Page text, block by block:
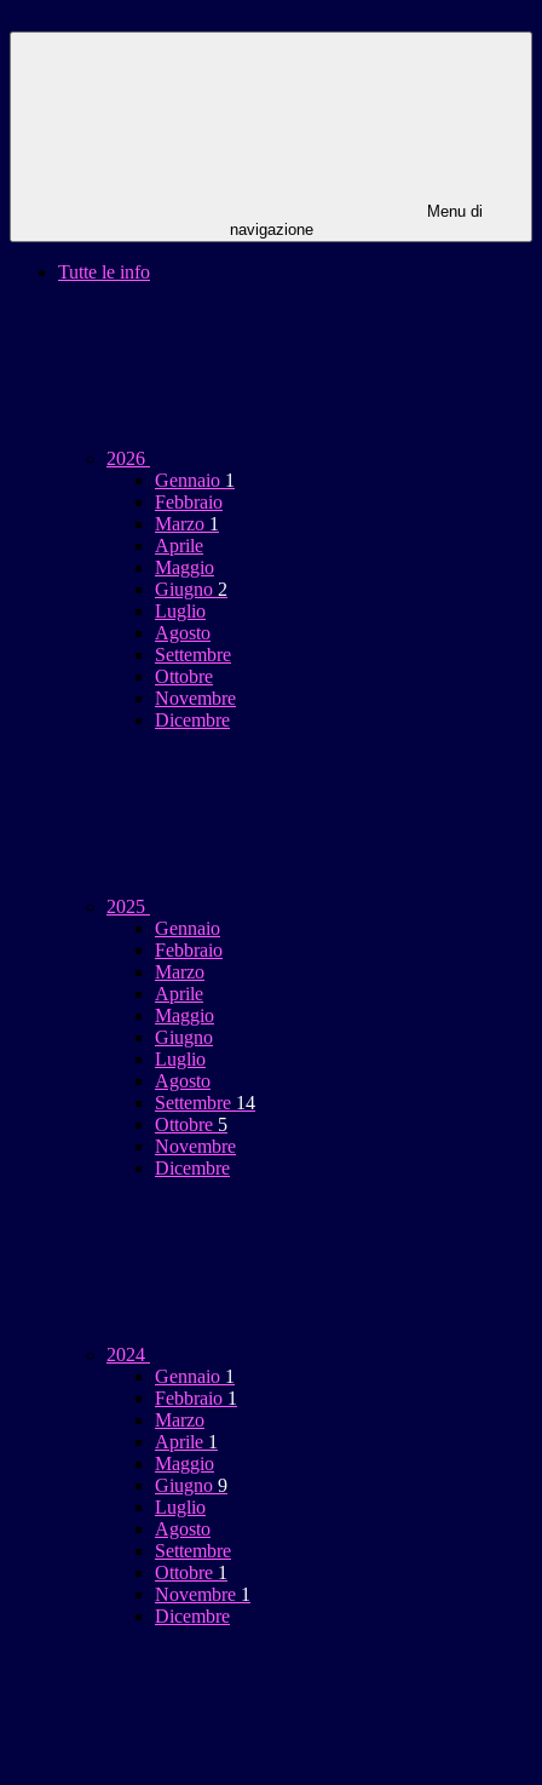
Menu di
navigazione
Tutte le info
2026
Gennaio 1
Febbraio
Marzo 1
Aprile
Maggio
Giugno 2
Luglio
Agosto
Settembre
Ottobre
Novembre
Dicembre
2025
Gennaio
Febbraio
Marzo
Aprile
Maggio
Giugno
Luglio
Agosto
Settembre 14
Ottobre 5
Novembre
Dicembre
2024
Gennaio 1
Febbraio 1
Marzo
Aprile 1
Maggio
Giugno 9
Luglio
Agosto
Settembre
Ottobre 1
Novembre 1
Dicembre